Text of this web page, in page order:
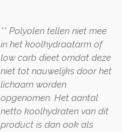
** Polyolen tellen niet mee
in het koolhydraatarm of
low carb dieet omdat deze
niet tot nauwelijks door het
lichaam worden
opgenomen. Het aantal
netto koolhydraten van dit
product is dan ook als